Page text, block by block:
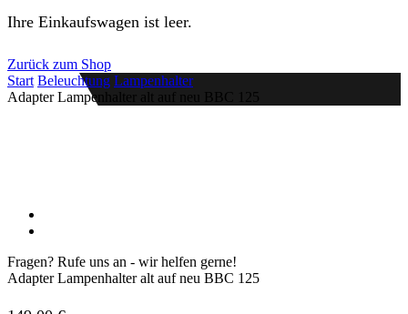
Ihre Einkaufswagen ist leer.
Zurück zum Shop
Start Beleuchtung Lampenhalter
Adapter Lampenhalter alt auf neu BBC 125
Fragen? Rufe uns an - wir helfen gerne!
Adapter Lampenhalter alt auf neu BBC 125